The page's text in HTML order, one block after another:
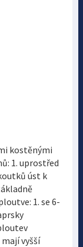
kostěnými
1. uprostřed
úst k
1. se 6-
vyšší